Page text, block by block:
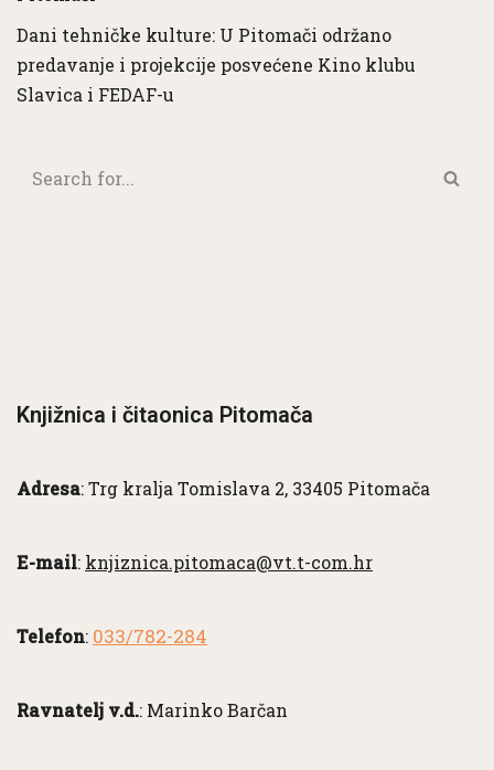
Dani tehničke kulture: U Pitomači održano
predavanje i projekcije posvećene Kino klubu
Slavica i FEDAF-u
Knjižnica i čitaonica Pitomača
Adresa: Trg kralja Tomislava 2, 33405 Pitomača
E-mail: knjiznica.pitomaca@vt.t-com.hr
Telefon: 033/782-284
Ravnatelj v.d.: Marinko Barčan